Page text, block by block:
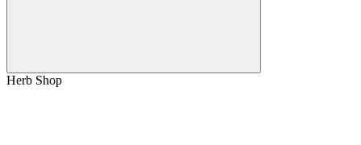
Herb Shop